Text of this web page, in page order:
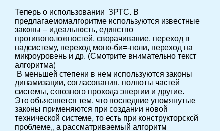
Теперь о использовании ЗРТС. В
предлагаемомалгоритме используются известные
законы – идеальность, единство
противоположностей, сворачивание, переход в
надсистему, переход моно-би=-поли, переход на
микроуровень и др. (Смотрите внимательно текст
алгоритма)
В меньшей степени в нем используются законы
динамизации, согласования, полноты частей
системы, сквозного прохода энергии и другие.
Это объясняется тем, что последние упомянутые
законы применяются при создании новой
технической системе, то есть при конструкторской
проблеме,, а рассматриваемый алгоритм